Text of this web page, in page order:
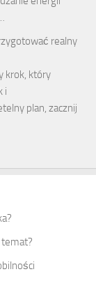
realny
krok, który
i
plan, zacznij